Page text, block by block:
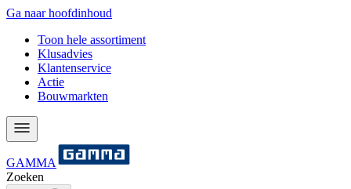
Ga naar hoofdinhoud
Toon hele assortiment
Klusadvies
Klantenservice
Actie
Bouwmarkten
GAMMA
Zoeken